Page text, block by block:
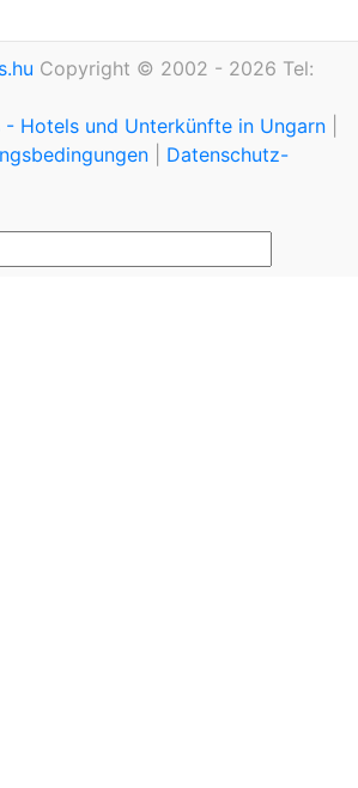
Copyright © 2002 - 2026 Tel:
Hotels und Unterkünfte in Ungarn
Datenschutz-